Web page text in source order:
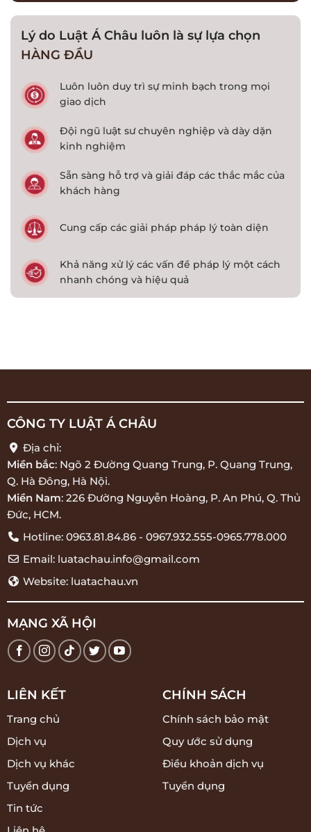
Lý do Luật Á Châu luôn là sự lựa chọn
HÀNG ĐẦU
Luôn luôn duy trì sự minh bạch trong mọi
giao dịch
Đội ngũ luật sư chuyên nghiệp và dày dặn
kinh nghiệm
Sẵn sàng hỗ trợ và giải đáp các thắc mắc của
khách hàng
Cung cấp các giải pháp pháp lý toàn diện
Khả năng xử lý các vấn đề pháp lý một cách
nhanh chóng và hiệu quả
CÔNG TY LUẬT Á CHÂU
Địa chỉ:
Miền bắc: Ngõ 2 Đường Quang Trung, P. Quang Trung,
Q. Hà Đông, Hà Nội.
Miền Nam: 226 Đường Nguyễn Hoàng, P. An Phú, Q. Thủ
Đức, HCM.
Hotline: 0963.81.84.86 - 0967.932.555-0965.778.000
Email: luatachau.info@gmail.com
Website: luatachau.vn
MẠNG XÃ HỘI
LIÊN KẾT
Trang chủ
Dịch vụ
Dịch vụ khác
Tuyển dụng
Tin tức
CHÍNH SÁCH
Chính sách bảo mật
Quy ước sử dụng
Điều khoản dịch vụ
Tuyển dụng